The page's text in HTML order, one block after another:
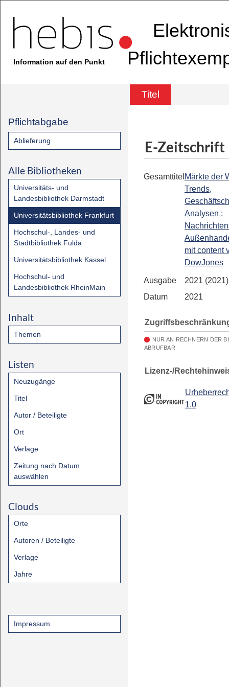
Information auf den Punkt
Titel
Pflichtabgabe
Ablieferung
Alle Bibliotheken
Universitäts- und
Landesbibliothek Darmstadt
Universitätsbibliothek Frankfurt
Hochschul-, Landes- und
Stadtbibliothek Fulda
Universitätsbibliothek Kassel
Hochschul- und
Landesbibliothek RheinMain
Inhalt
Themen
Listen
Neuzugänge
Titel
Autor / Beteiligte
Ort
Verlage
Zeitung nach Datum
auswählen
Clouds
Orte
Autoren / Beteiligte
Verlage
Jahre
Impressum
E-Zeitschrift
Gesamttitel Märkte der
Trends,
Analysen :
mit content
DowJones
Ausgabe
2021
Datum
2021
NUR AN RECHNERN DER
ABRUFBAR
Lizenz-/
1.0